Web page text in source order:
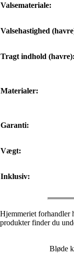
Valsemateriale:
Valsehastighed
Tragt indhold (havre):
Materialer:
Garanti:
Vægt:
Inklusiv:
Hjemmeriet forhandler
produkter finder du
Bløde